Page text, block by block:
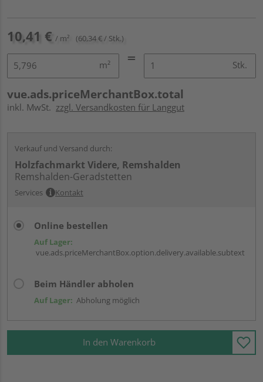
10,41 € / m² (60,34 € / Stk.)
m² Stk.
vue.ads.priceMerchantBox.total
inkl. MwSt. zzgl. Versandkosten für Langgut
Verkauf und Versand durch:
Holzfachmarkt Videre, Remshalden
Remshalden-Geradstetten
Services Kontakt
Online bestellen
Auf Lager:
vue.ads.priceMerchantBox.option.delivery.available.subtext
Beim Händler abholen
Auf Lager: Abholung möglich
In den Warenkorb